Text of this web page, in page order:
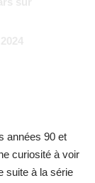
années 90 et
curiosité à voir
suite à la série